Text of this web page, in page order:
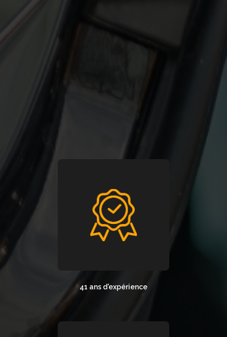
41 ans d'expérience